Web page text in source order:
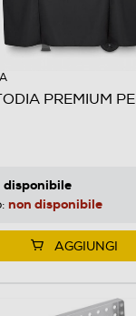
PREMIUM
disponibile
non disponibile
AGGIUNGI